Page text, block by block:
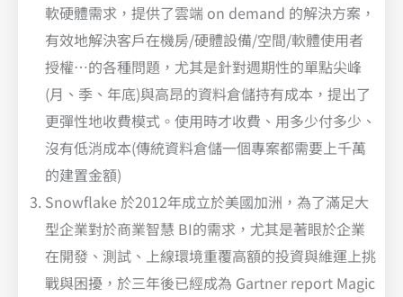
軟硬體需求，提供了雲端 on demand 的解決方案，
有效地解決客戶在機房/硬體設備/空間/軟體使用者
授權…的各種問題，尤其是針對週期性的單點尖峰
(月、季、年底)與高昂的資料倉儲持有成本，提出了
更彈性地收費模式。使用時才收費、用多少付多少、
沒有低消成本(傳統資料倉儲一個專案都需要上千萬
的建置金額)
Snowflake 於2012年成立於美國加洲，為了滿足大
型企業對於商業智慧 BI的需求，尤其是著眼於企業
在開發、測試、上線環境重覆高額的投資與維運上挑
戰與困擾，於三年後已經成為 Gartner report Magic